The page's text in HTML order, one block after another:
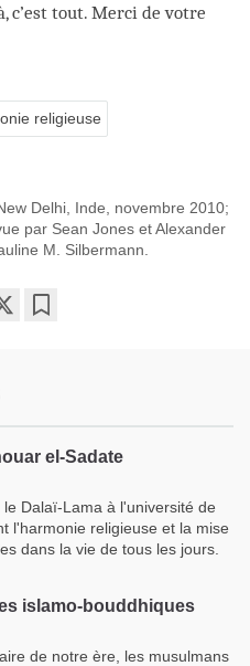
c’est tout. Merci de votre
religieuse
Delhi, Inde, novembre 2010;
par Sean Jones et Alexander
M. Silbermann.
el-Sadate
Dalaï-Lama à l'université de
l'harmonie religieuse et la mise
dans la vie de tous les jours.
islamo-bouddhiques
de notre ère, les musulmans